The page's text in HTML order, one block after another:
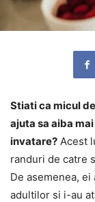
Stiati ca micul
ajuta sa aiba
invatare? Acest
randuri de catre
De asemenea,
adultilor si i-au